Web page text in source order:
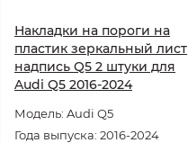
Накладки на пороги на
пластик зеркальный лист
надпись Q5 2 штуки для
Audi Q5 2016-2024
Модель: Audi Q5
Года выпуска: 2016-2024